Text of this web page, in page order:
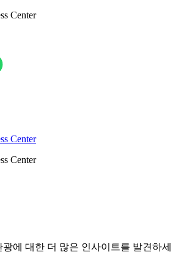
Center
Center
Center
에 대한 더 많은 인사이트를 발견하세